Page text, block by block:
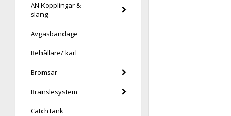
AN Kopplingar &
slang
Avgasbandage
Behållare/ kärl
Bromsar
Bränslesystem
Catch tank